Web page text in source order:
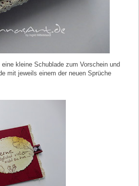
kleine Schublade zum Vorschein und
mit jeweils einem der neuen Sprüche